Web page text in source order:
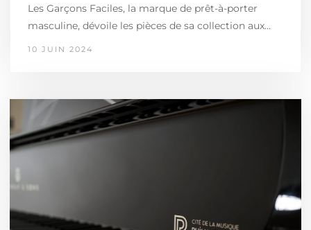
Les Garçons Faciles, la marque de prêt-à-porter
masculine, dévoile les pièces de sa collection aux…
10 JUIN 2024